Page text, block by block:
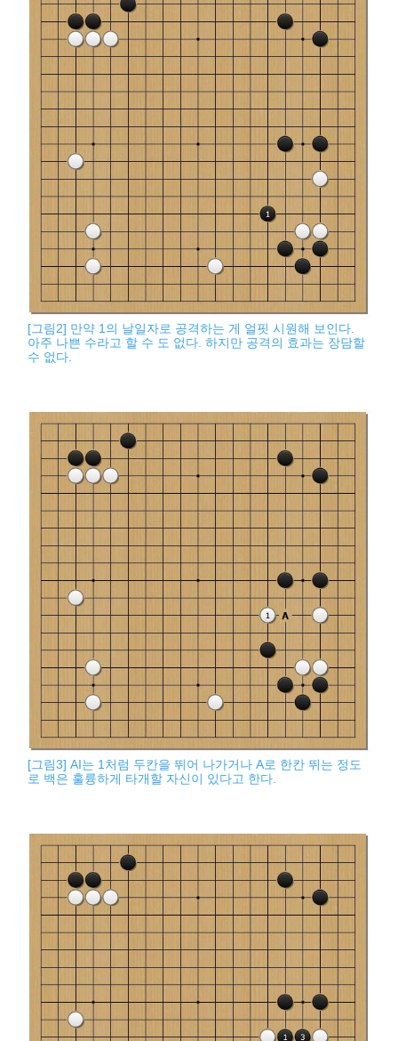
[그림2] 만약 1의 날일자로 공격하는 게 얼핏 시원해 보인다.
아주 나쁜 수라고 할 수 도 없다. 하지만 공격의 효과는 장담할
수 없다.
[그림3] AI는 1처럼 두칸을 뛰어 나가거나 A로 한칸 뛰는 정도
로 백은 훌륭하게 타개할 자신이 있다고 한다.